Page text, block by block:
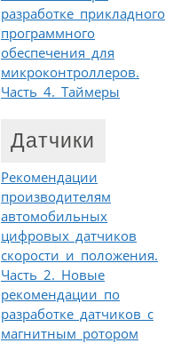
разработке прикладного
программного
обеспечения для
микроконтроллеров.
Часть 4. Таймеры
Датчики
Рекомендации
производителям
автомобильных
цифровых датчиков
скорости и положения.
Часть 2. Новые
рекомендации по
разработке датчиков с
магнитным ротором